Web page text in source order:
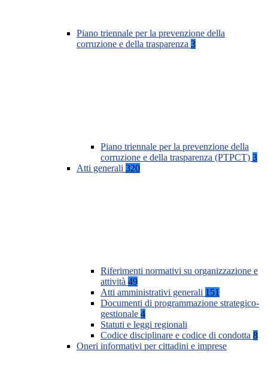
Piano triennale per la prevenzione della
corruzione e della trasparenza 3
Piano triennale per la prevenzione della
corruzione e della trasparenza (PTPCT) 3
Atti generali 320
Riferimenti normativi su organizzazione e
attività 49
Atti amministrativi generali 151
Documenti di programmazione strategico-
gestionale 4
Statuti e leggi regionali
Codice disciplinare e codice di condotta 8
Oneri informativi per cittadini e imprese